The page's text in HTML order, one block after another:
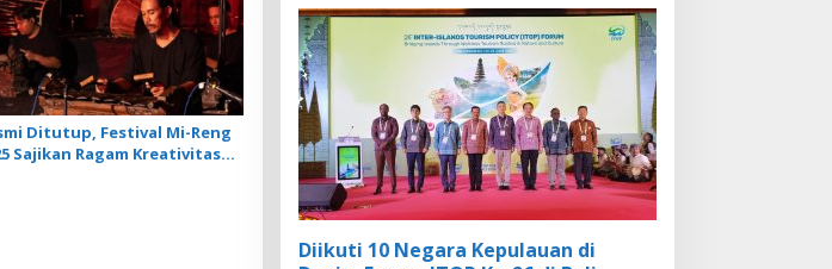
Ditutup, Festival Mi-Reng
Sajikan Ragam Kreativitas
Diikuti 10 Negara Kepulauan di